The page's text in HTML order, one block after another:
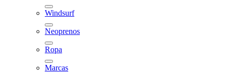
Windsurf
Neoprenos
Ropa
Marcas